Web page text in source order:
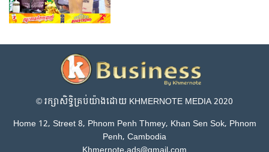
© រក្សា​សិទ្ធិ​គ្រប់​យ៉ាង​ដោយ​ KHMERNOTE MEDIA 2020
Home 12, Street 8, Phnom Penh Thmey, Khan Sen Sok, Phnom
Penh, Cambodia